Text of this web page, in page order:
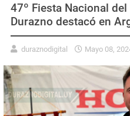
47º Fiesta Nacional
Durazno destacó en
duraznodigital Mayo 08,